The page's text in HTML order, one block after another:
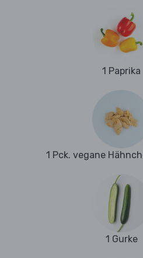
1 Paprika
1 Pck. vegane
1 Gurke